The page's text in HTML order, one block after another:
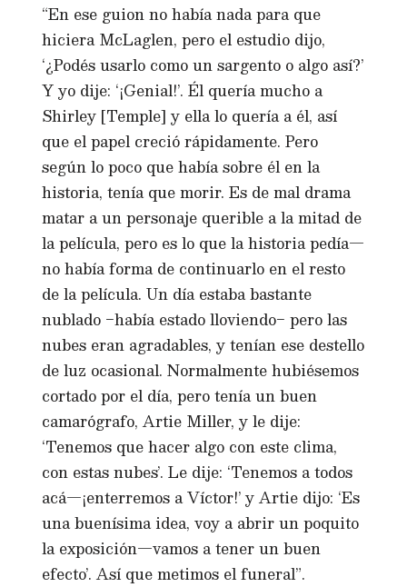
“En ese guion no había nada para que
hiciera McLaglen, pero el estudio dijo,
‘¿Podés usarlo como un sargento o algo así?’
Y yo dije: ‘¡Genial!’. Él quería mucho a
Shirley [Temple] y ella lo quería a él, así
que el papel creció rápidamente. Pero
según lo poco que había sobre él en la
historia, tenía que morir. Es de mal drama
matar a un personaje querible a la mitad de
la película, pero es lo que la historia pedía—
no había forma de continuarlo en el resto
de la película. Un día estaba bastante
nublado −había estado lloviendo− pero las
nubes eran agradables, y tenían ese destello
de luz ocasional. Normalmente hubiésemos
cortado por el día, pero tenía un buen
camarógrafo, Artie Miller, y le dije:
‘Tenemos que hacer algo con este clima,
con estas nubes’. Le dije: ‘Tenemos a todos
acá—¡enterremos a Víctor!’ y Artie dijo: ‘Es
una buenísima idea, voy a abrir un poquito
la exposición—vamos a tener un buen
efecto’. Así que metimos el funeral”.